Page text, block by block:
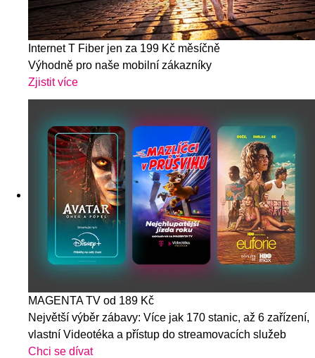
Internet T Fiber jen za 199 Kč měsíčně
Výhodně pro naše mobilní zákazníky
Zjistit více
MAGENTA TV od 189 Kč
Největší výběr zábavy: Více jak 170 stanic, až 6 zařízení,
vlastní Videotéka a přístup do streamovacích služeb
Chci se dívat